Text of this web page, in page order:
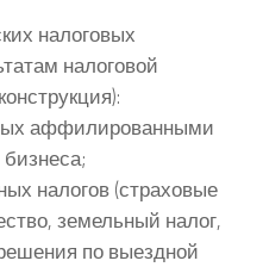
налоговых
налоговой
аффилированными
налогов (страховые
земельный налог,
по выездной